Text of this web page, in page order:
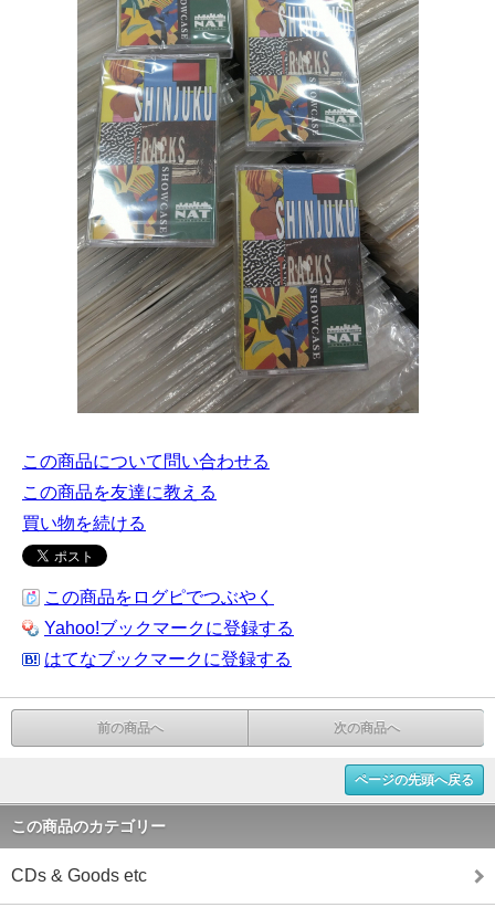
この商品について問い合わせる
この商品を友達に教える
買い物を続ける
この商品をログピでつぶやく
Yahoo!ブックマークに登録する
はてなブックマークに登録する
前の商品へ 次の商品へ
ページの先頭へ戻る
この商品のカテゴリー
CDs & Goods etc